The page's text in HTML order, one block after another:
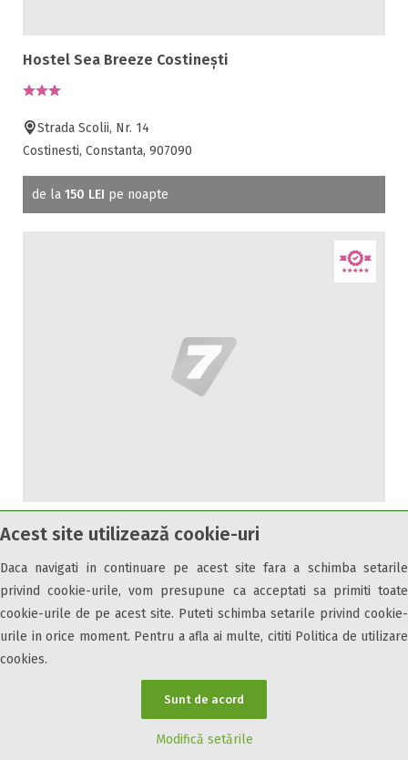
Acest site utilizează cookie-uri
Daca navigati in continuare pe acest site fara a schimba setarile
privind cookie-urile, vom presupune ca acceptati sa primiti toate
cookie-urile de pe acest site. Puteti schimba setarile privind cookie-
urile in orice moment. Pentru a afla ai multe, cititi Politica de utilizare
cookies.
Sunt de acord
Modifică setările
Hostel Sea Breeze Costinești
Strada Scolii, Nr. 14
Costinesti, Constanta, 907090
de la 150 LEI pe noapte
Casa de vacanta Ygos
Strada Mihai Ursache, Nr. 6 A
23 August, Constanta, 327436
de la